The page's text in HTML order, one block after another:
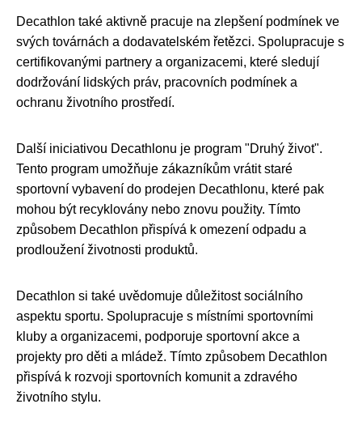
Decathlon také aktivně pracuje na zlepšení podmínek ve
svých továrnách a dodavatelském řetězci. Spolupracuje s
certifikovanými partnery a organizacemi, které sledují
dodržování lidských práv, pracovních podmínek a
ochranu životního prostředí.
Další iniciativou Decathlonu je program "Druhý život".
Tento program umožňuje zákazníkům vrátit staré
sportovní vybavení do prodejen Decathlonu, které pak
mohou být recyklovány nebo znovu použity. Tímto
způsobem Decathlon přispívá k omezení odpadu a
prodloužení životnosti produktů.
Decathlon si také uvědomuje důležitost sociálního
aspektu sportu. Spolupracuje s místními sportovními
kluby a organizacemi, podporuje sportovní akce a
projekty pro děti a mládež. Tímto způsobem Decathlon
přispívá k rozvoji sportovních komunit a zdravého
životního stylu.